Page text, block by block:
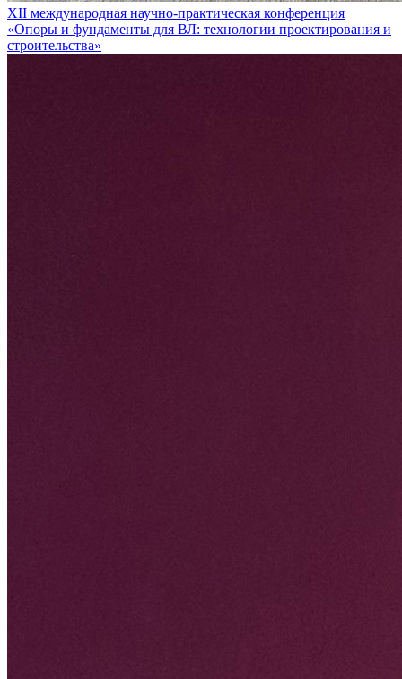
XII международная научно-практическая конференция
«Опоры и фундаменты для ВЛ: технологии проектирования и
строительства»